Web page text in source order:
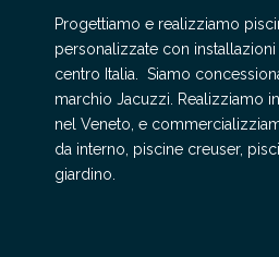
Progettiamo e realizziamo
personalizzate con installazioni
centro Italia. Siamo
marchio Jacuzzi. Realizziamo
nel Veneto, e
da interno, piscine creuser,
giardino.